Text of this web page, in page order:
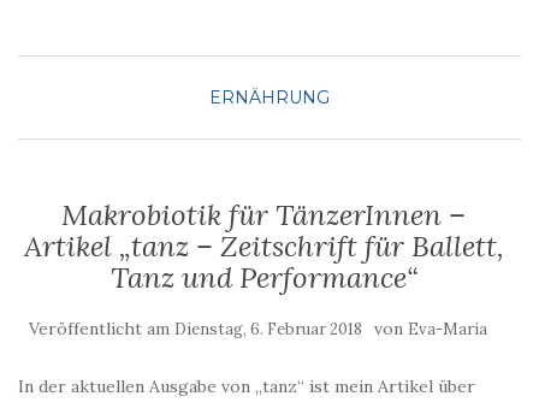
ERNÄHRUNG
Makrobiotik für TänzerInnen –
Artikel „tanz – Zeitschrift für Ballett,
Tanz und Performance“
Veröffentlicht am Dienstag, 6. Februar 2018 von Eva-Maria
In der aktuellen Ausgabe von „tanz“ ist mein Artikel über